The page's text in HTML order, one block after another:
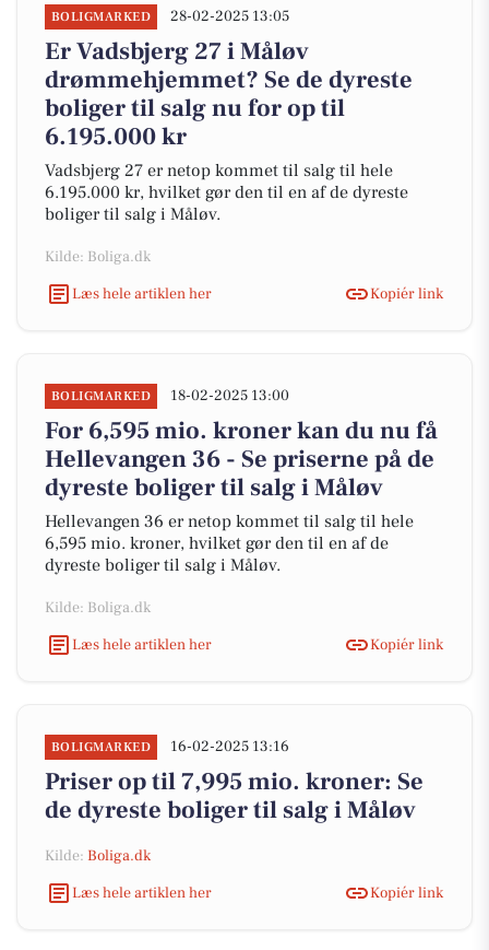
BOLIGMARKED 28-02-2025 13:05
Er Vadsbjerg 27 i Måløv
drømmehjemmet? Se de dyreste
boliger til salg nu for op til
6.195.000 kr
Vadsbjerg 27 er netop kommet til salg til hele
6.195.000 kr, hvilket gør den til en af de dyreste
boliger til salg i Måløv.
Kilde: Boliga.dk
Læs hele artiklen her
Kopiér link
BOLIGMARKED 18-02-2025 13:00
For 6,595 mio. kroner kan du nu få
Hellevangen 36 - Se priserne på de
dyreste boliger til salg i Måløv
Hellevangen 36 er netop kommet til salg til hele
6,595 mio. kroner, hvilket gør den til en af de
dyreste boliger til salg i Måløv.
Kilde: Boliga.dk
Læs hele artiklen her
Kopiér link
BOLIGMARKED 16-02-2025 13:16
Priser op til 7,995 mio. kroner: Se
de dyreste boliger til salg i Måløv
Kilde: Boliga.dk
Læs hele artiklen her
Kopiér link